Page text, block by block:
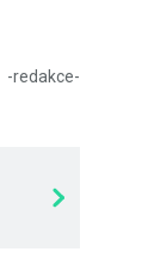
-redakce-